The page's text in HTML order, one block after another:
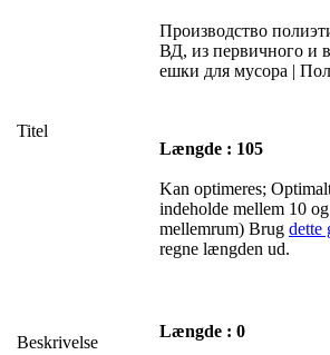
Titel
Производство
ВД, из первичного и
ешки для мусора |
Længde : 105
Kan optimeres;
indeholde mellem 10
mellemrum) Brug dette
regne længden ud.
Beskrivelse
Længde : 0